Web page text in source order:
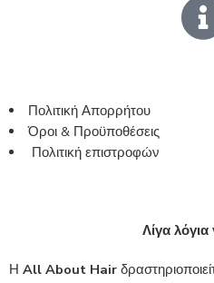
Πολιτική Απορρήτου
Όροι & Προϋποθέσεις
Πολιτική επιστροφών
Λίγα λόγια
Η All About Hair